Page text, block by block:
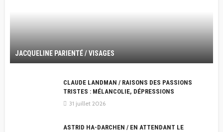
JACQUELINE PARIENTÉ / VISAGES
CLAUDE LANDMAN / RAISONS DES PASSIONS
TRISTES : MÉLANCOLIE, DÉPRESSIONS
31 juillet 2026
ASTRID HA-DARCHEN / EN ATTENDANT LE